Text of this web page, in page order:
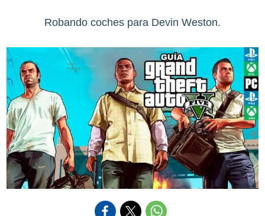
Robando coches para Devin Weston.